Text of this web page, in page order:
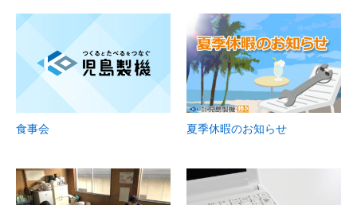
食事会 夏季休暇のお知らせ